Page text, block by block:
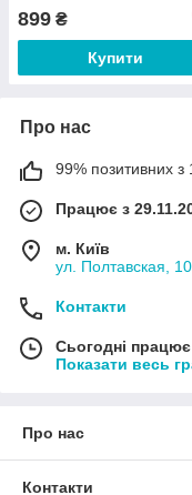
899 ₴
Купити
Про нас
99% позитивних з
Працює з
м. Київ
ул. Полтавская,
Контакти
Сьогодні
Показати весь
Про нас
Контакти